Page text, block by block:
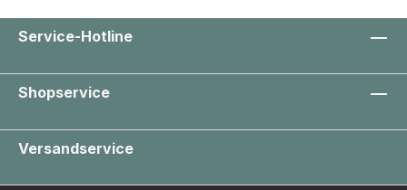
Service-Hotline
Shopservice
Versandservice